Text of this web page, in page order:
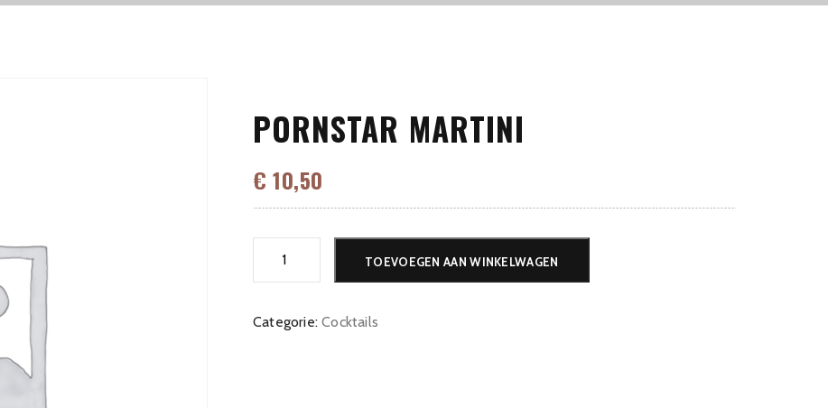
PORNSTAR MARTINI
€ 10,50
TOEVOEGEN AAN WINKELWAGEN
Categorie:Cocktails